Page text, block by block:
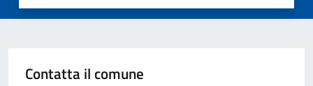
Contatta il comune